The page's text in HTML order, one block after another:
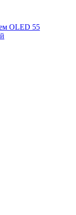
OLED 55